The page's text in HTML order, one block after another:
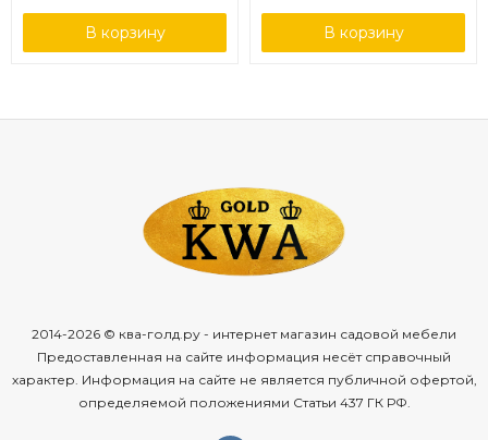
В корзину В корзину
2014-2026 © ква-голд.ру - интернет магазин садовой мебели
Предоставленная на сайте информация несёт справочный
характер. Информация на сайте не является публичной офертой,
определяемой положениями Статьи 437 ГК РФ.